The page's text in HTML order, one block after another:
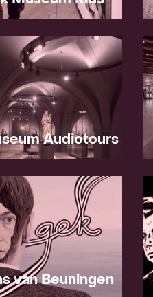
Audiotours
van Beuningen